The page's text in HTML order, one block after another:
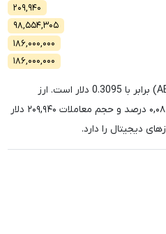
۲۰۹,۹۴۰
۹۸,۵۵۴,۳۰۵
۱۸۶,۰۰۰,۰۰۰
۱۸۶,۰۰۰,۰۰۰
0.3095 دلار است. ارز
۰,۰۸ درصد و حجم معاملات ۲۰۹,۹۴۰ دلار
دیجیتال را دارد.